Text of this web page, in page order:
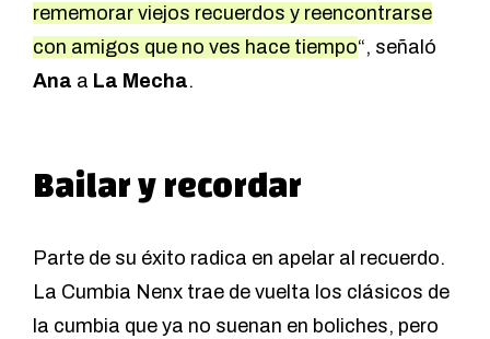
rememorar viejos recuerdos y reencontrarse
con amigos que no ves hace tiempo“, señaló
Ana a La Mecha.
Bailar y recordar
Parte de su éxito radica en apelar al recuerdo.
La Cumbia Nenx trae de vuelta los clásicos de
la cumbia que ya no suenan en boliches, pero